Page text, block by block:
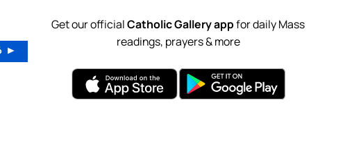
►
Get our officialCatholic Gallery appfor daily Mass
readings, prayers & more